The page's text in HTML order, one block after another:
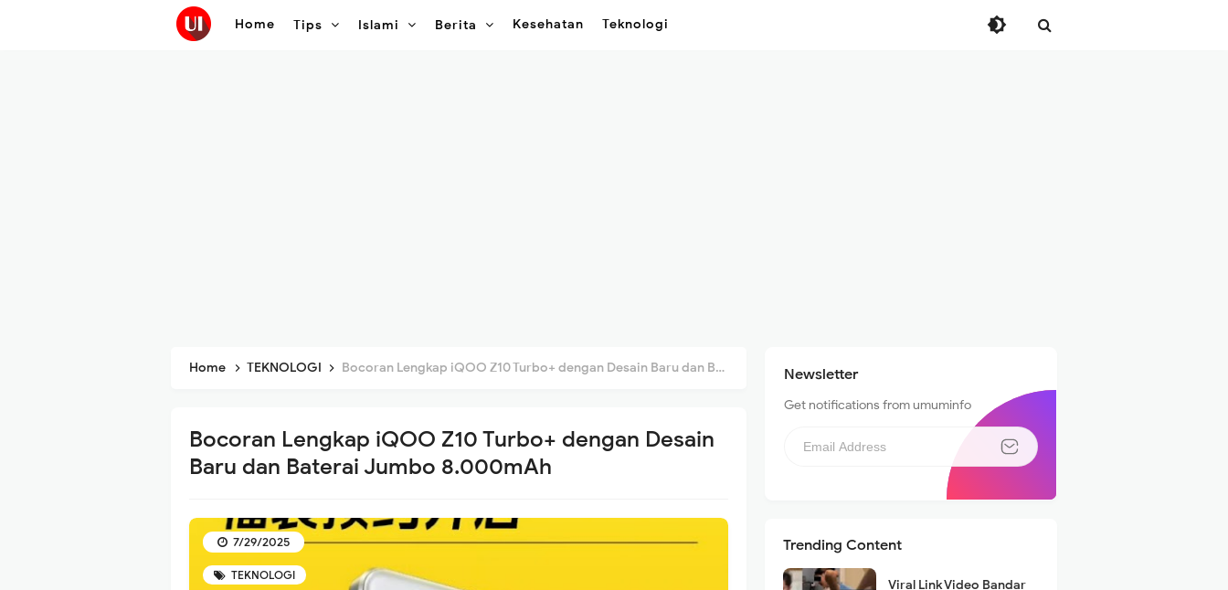
Home Tips Islami Berita Kesehatan Teknologi
Home TEKNOLOGI Bocoran Lengkap iQOO Z10 Turbo+ dengan Desain Baru dan Baterai Jumbo 8.000mAh
Bocoran Lengkap iQOO Z10 Turbo+ dengan Desain
Baru dan Baterai Jumbo 8.000mAh
TEKNOLOGI
7/29/2025
Newsletter
Get notifications from umuminfo
Trending Content
Viral Link Video Bandar